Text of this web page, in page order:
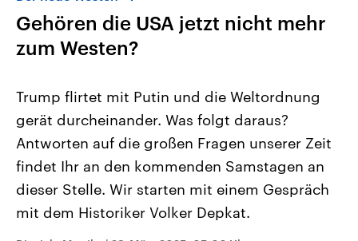
Landtagswahl Sachsen-Anhalt
2026
Alle Informationen
September 2026 einen neuen
Bundesland von einer Koalition aus
USA
Aktuelle Beiträge,
Hintergründe
Wirtschaftlich und
gehören die Vereinigten
mit großem Einfluss auf
Gehören die USA jetzt nicht mehr
zum Westen?
Trump flirtet mit Putin und die Weltordnung
gerät durcheinander. Was folgt daraus?
Antworten auf die großen Fragen unserer Zeit
findet Ihr an den kommenden Samstagen an
dieser Stelle. Wir starten mit einem Gespräch
mit dem Historiker Volker Depkat.